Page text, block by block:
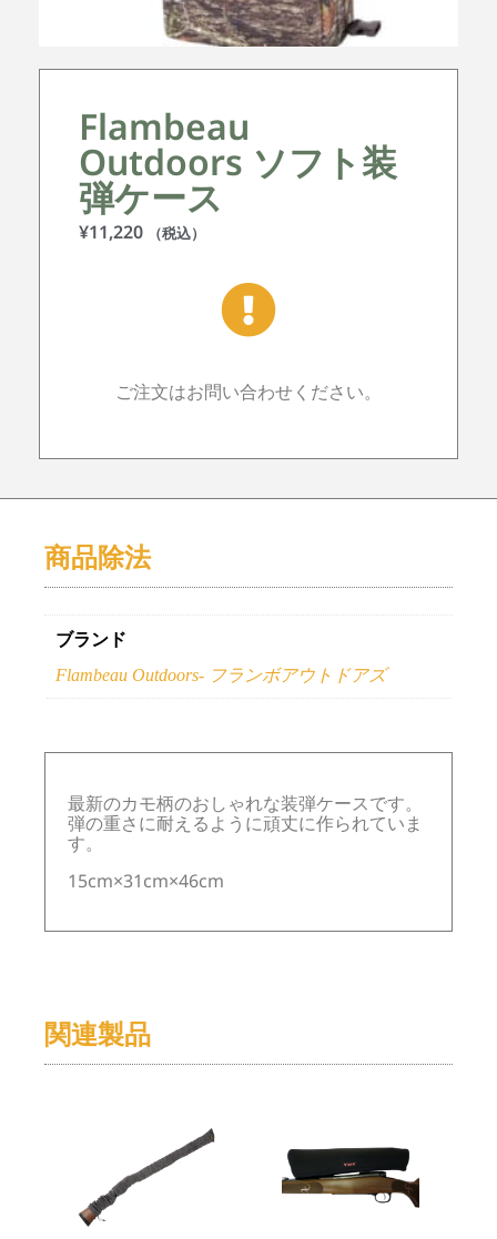
Flambeau
Outdoors ソフト装
弾ケース
¥11,220 （税込）
ご注文はお問い合わせください。
商品除法
ブランド
Flambeau Outdoors- フランボアウトドアズ
最新のカモ柄のおしゃれな装弾ケースです。
弾の重さに耐えるように頑丈に作られていま
す。
15cm×31cm×46cm
関連製品